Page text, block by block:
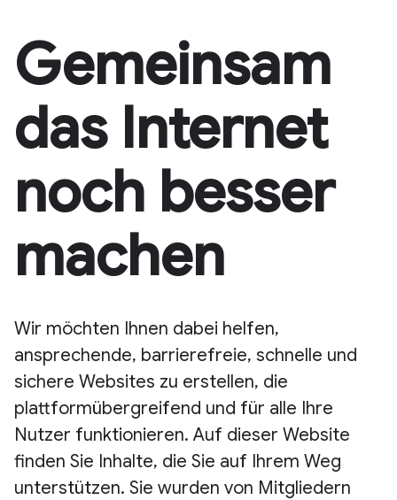
Gemeinsam
das Internet
noch besser
machen
Wir möchten Ihnen dabei helfen,
ansprechende, barrierefreie, schnelle und
sichere Websites zu erstellen, die
plattformübergreifend und für alle Ihre
Nutzer funktionieren. Auf dieser Website
finden Sie Inhalte, die Sie auf Ihrem Weg
unterstützen. Sie wurden von Mitgliedern